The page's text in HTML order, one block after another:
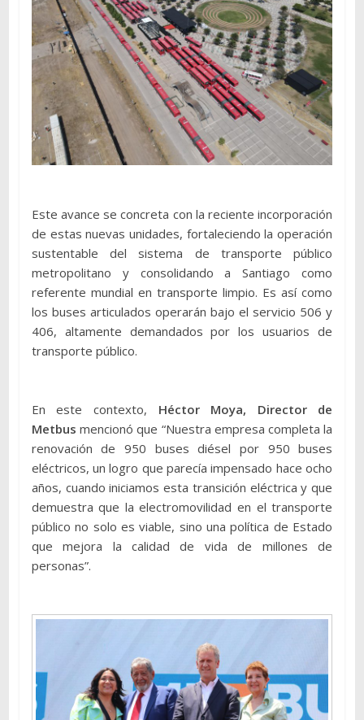
Este avance se concreta con la reciente incorporación
de estas nuevas unidades, fortaleciendo la operación
sustentable del sistema de transporte público
metropolitano y consolidando a Santiago como
referente mundial en transporte limpio. Es así como
los buses articulados operarán bajo el servicio 506 y
406, altamente demandados por los usuarios de
transporte público.
En este contexto, Héctor Moya, Director de
Metbusmencionó que “Nuestra empresa completa la
renovación de 950 buses diésel por 950 buses
eléctricos, un logro que parecía impensado hace ocho
años, cuando iniciamos esta transición eléctrica y que
demuestra que la electromovilidad en el transporte
público no solo es viable, sino una política de Estado
que mejora la calidad de vida de millones de
personas”.